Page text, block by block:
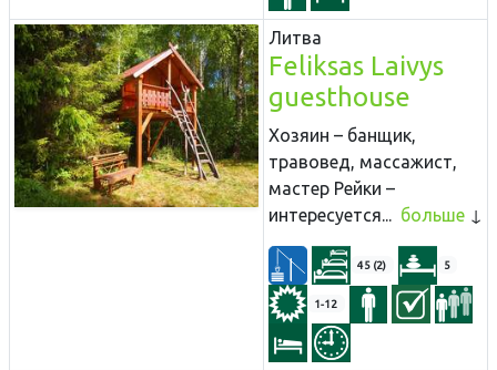
Литва
Feliksas Laivys
guesthouse
Хозяин – банщик,
травовед, массажист,
мастер Рейки –
интересуется... больше
45 (2) 5
1-12